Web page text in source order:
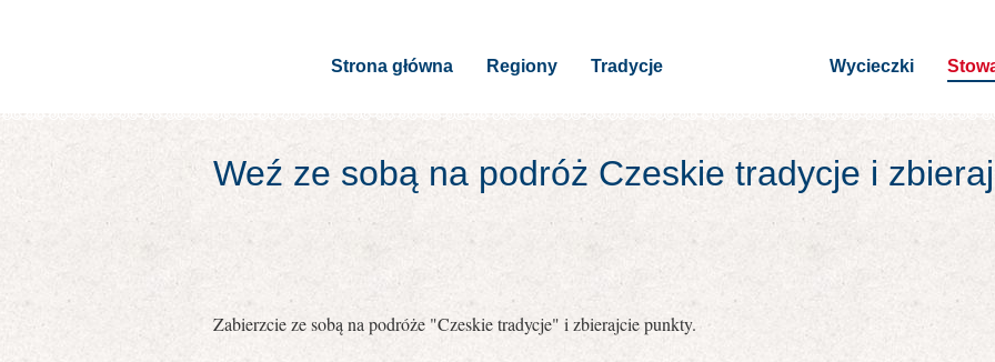
Strona główna Regiony Tradycje Wycieczki
Weź ze sobą na podróż Czeskie tradycje i
Zabierzcie ze sobą na podróże "Czeskie tradycje" i zbierajcie punkty.